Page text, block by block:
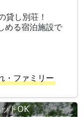
貸し別荘！
める宿泊施設で
・ファミリー
トOK